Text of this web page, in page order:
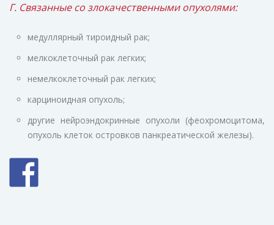
Г. Связанные со злокачественными опухолями:
медуллярный тироидный рак;
мелкоклеточный рак легких;
немелкоклеточный рак легких;
карциноидная опухоль;
другие нейроэндокринные опухоли (феохромоцитома,
опухоль клеток островков панкреатической железы).